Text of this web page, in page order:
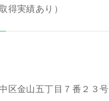
得実績あり）
区金山五丁目７番２３号